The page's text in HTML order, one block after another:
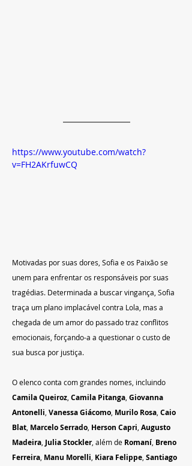
https://www.youtube.com/watch?
v=FH2AKrfuwCQ
Motivadas por suas dores, Sofia e os Paixão se
unem para enfrentar os responsáveis por suas
tragédias. Determinada a buscar vingança, Sofia
traça um plano implacável contra Lola, mas a
chegada de um amor do passado traz conflitos
emocionais, forçando-a a questionar o custo de
sua busca por justiça.
O elenco conta com grandes nomes, incluindo
Camila Queiroz, Camila Pitanga, Giovanna
Antonelli, Vanessa Giácomo, Murilo Rosa, Caio
Blat, Marcelo Serrado, Herson Capri, Augusto
Madeira, Julia Stockler, além de Romaní, Breno
Ferreira, Manu Morelli, Kiara Felippe, Santiago